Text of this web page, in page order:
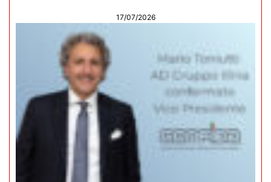
17/07/2026